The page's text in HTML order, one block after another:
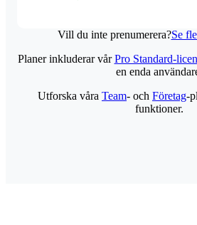
Vill du inte prenumerera?Se
Planer inkluderar vårPro Standard-
en enda
Utforska våra Team- och Företag-
funktioner.